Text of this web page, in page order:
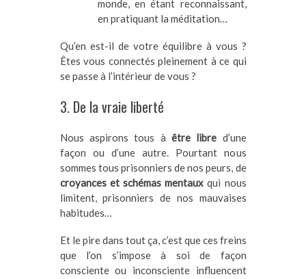
monde, en étant reconnaissant,
en pratiquant la méditation…
Qu’en est-il de votre équilibre à vous ?
Êtes vous connectés pleinement à ce qui
se passe à l’intérieur de vous ?
3. De la vraie liberté
Nous aspirons tous à être libre d’une
façon ou d’une autre. Pourtant nous
sommes tous prisonniers de nos peurs, de
croyances et schémas mentaux qui nous
limitent, prisonniers de nos mauvaises
habitudes…
Et le pire dans tout ça, c’est que ces freins
que l’on s’impose à soi de façon
consciente ou inconsciente influencent